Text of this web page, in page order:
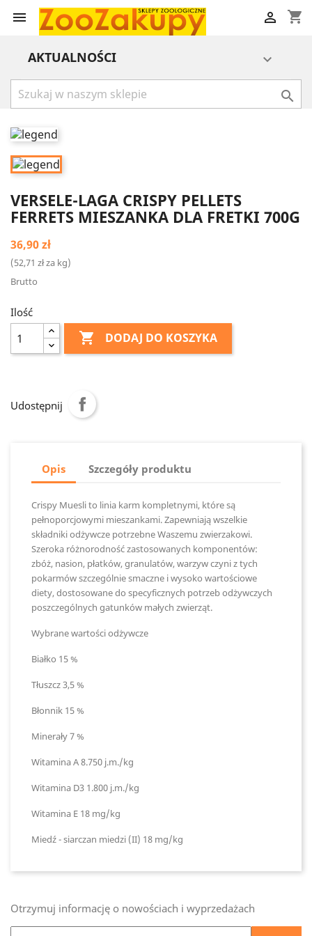
 shopping_cart

AKTUALNOŚCI 

VERSELE-LAGA CRISPY PELLETS
FERRETS MIESZANKA DLA FRETKI 700G
36,90 zł
(52,71 zł za kg)
Brutto
Ilość
 DODAJ DO KOSZYKA
Udostępnij
Opis Szczegóły produktu
Crispy Muesli to linia karm kompletnymi, które są
pełnoporcjowymi mieszankami. Zapewniają wszelkie
składniki odżywcze potrzebne Waszemu zwierzakowi.
Szeroka różnorodność zastosowanych komponentów:
zbóż, nasion, płatków, granulatów, warzyw czyni z tych
pokarmów szczególnie smaczne i wysoko wartościowe
diety, dostosowane do specyficznych potrzeb odżywczych
poszczególnych gatunków małych zwierząt.
Wybrane wartości odżywcze
Białko 15 %
Tłuszcz 3,5 %
Błonnik 15 %
Minerały 7 %
Witamina A 8.750 j.m./kg
Witamina D3 1.800 j.m./kg
Witamina E 18 mg/kg
Miedź - siarczan miedzi (II) 18 mg/kg
Otrzymuj informację o nowościach i wyprzedażach